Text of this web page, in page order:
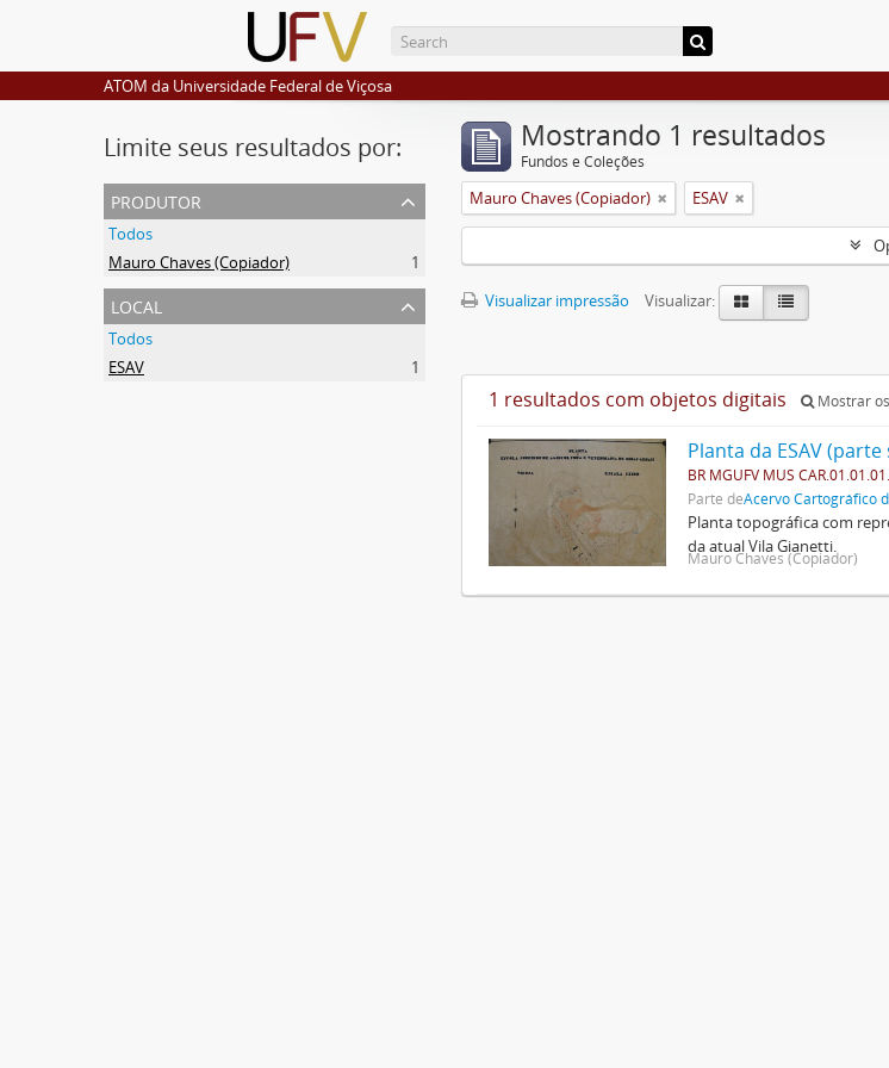
ATOM da Universidade Federal de Viçosa
Limite seus resultados por:
produtor
Todos
Mauro Chaves (Copiador)
1
local
Todos
ESAV
1
Mostrando 1 resultados
Fundos e Coleções
Mauro Chaves (Copiador) ESAV
Visualizar impressão
Visualizar:
1 resultados com objetos digitais Mostrar
Planta da ESAV
BR MGUFV MUS
Parte deAcervo Cartográfico
Planta topográfica com
da atual Vila Gianetti.
Mauro Chaves (Copiador)